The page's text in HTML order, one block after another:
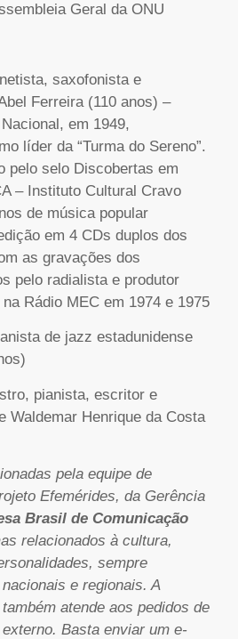
Geral da ONU
saxofonista e
Ferreira (110 anos) –
em 1949,
líder da “Turma do Sereno”.
pelo selo Discobertas em
– Instituto Cultural Cravo
de música popular
em 4 CDs duplos dos
as gravações dos
pelo radialista e produtor
Rádio MEC em 1974 e 1975
de jazz estadunidense
pianista, escritor e
Waldemar Henrique da Costa
pela equipe de
Efemérides, da Gerência
Brasil de Comunicação
relacionados à cultura,
sempre
e regionais. A
atende aos pedidos de
Basta enviar um e-